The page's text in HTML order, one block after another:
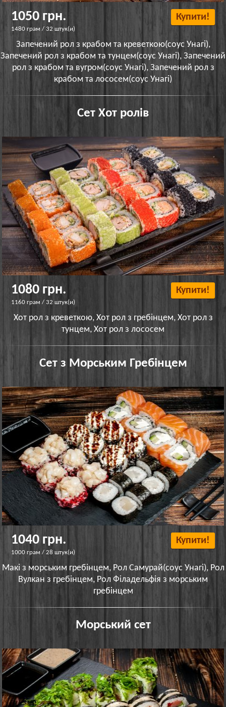
1050 грн.
1480 грам / 32 штук(и)
Купити!
Запечений рол з крабом та креветкою(соус Унагі),
Запечений рол з крабом та тунцем(соус Унагі), Запечений
рол з крабом та вугром(соус Унагі), Запечений рол з
крабом та лососем(соус Унагі)
Сет Хот ролів
1080 грн.
1160 грам / 32 штук(и)
Купити!
Хот рол з креветкою, Хот рол з гребінцем, Хот рол з
тунцем, Хот рол з лососем
Сет з Морським Гребінцем
1040 грн.
1000 грам / 28 штук(и)
Купити!
Макі з морським гребінцем, Рол Самурай(соус Унагі), Рол
Вулкан з гребінцем, Рол Філадельфія з морським
гребінцем
Морський сет